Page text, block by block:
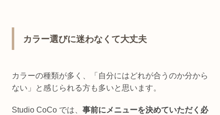
カラー選びに迷わなくて大丈夫
カラーの種類が多く、「自分にはどれが合うのか分から
ない」と感じられる方も多いと思います。
Studio CoCo では、 事前にメニューを決めていただく必